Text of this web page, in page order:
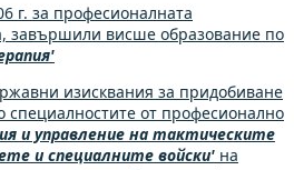
г. за професионалната
завършили висше образование по
изисквания за придобиване
от професионално
и управление на тактическите
и специалните войски' на